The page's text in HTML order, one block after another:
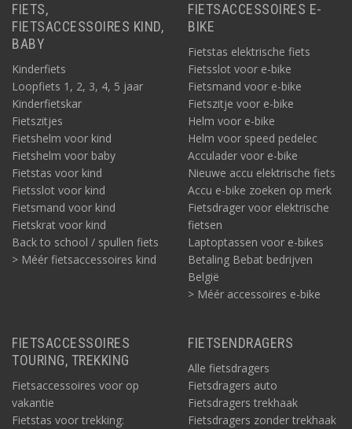
FIETS,
FIETSACCESSOIRES KIND,
BABY
Kinderfiets
Loopfiets 1, 2, 3, 4, 5 jaar
Kinderfietskar
Fietszitjes
Fietshelm voor kind
Fietshelm voor baby
Fietstas voor kind
Fietsslot voor kind
Fietsmand voor kind
Fietskrat voor kind
Back to school / spullen fiets
> Méér fietsaccessoires kind
FIETSACCESSOIRES E-
BIKE
Fietstas elektrische fiets
Fietsslot voor e-bike
Fietsmand voor e-bike
Fietszitje voor e-bike
Helm voor e-bike
Helm voor speed pedelec
Acculader voor e-bike
Nieuwe accu elektrische fiets
Accu e-bike zoeken op merk
Fietsdrager voor elektrische
fietsen
Laptoptassen voor e-bikes
Betaling Bebat bedrijven
België
> Méér accessoires e-bike
FIETSACCESSOIRES
TOURING, TREKKING
Fietsaccessoires voor op
vakantie
Fietstas voor trekking:
FIETSENDRAGERS
Alle fietsdragers
Fietsdragers auto
Fietsdragers trekhaak
Fietsdragers zonder trekhaak